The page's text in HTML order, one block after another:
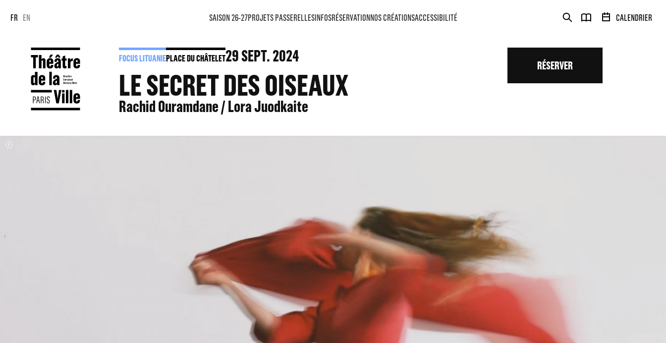
FR EN CALENDRIER
SAISON 26-27PROJETS PASSERELLESINFOSRÉSERVATIONNOS CRÉATIONSACCESSIBILITÉ
FOCUS LITUANIEPLACE DU CHÂTELET29SEPT. 2024
LE SECRET DES OISEAUX
Rachid Ouramdane / Lora Juodkaite
RÉSERVER